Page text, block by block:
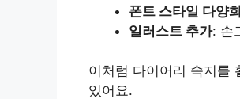
폰트 스타일 다양
일러스트 추가: 손
이처럼 다이어리 속지를
있어요.